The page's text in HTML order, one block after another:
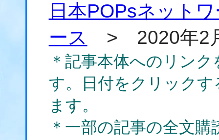
日本POPsネット
ース
> 2020年2
＊記事本体へのリン
す。日付をクリック
ます。
＊一部の記事の全文